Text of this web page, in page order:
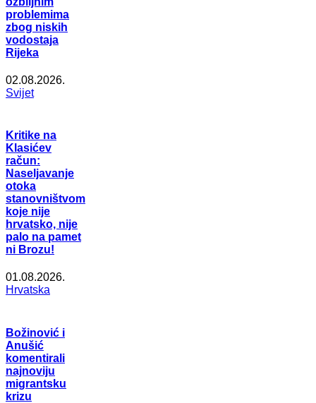
problemima
zbog niskih
vodostaja
Rijeka
02.08.2026.
Svijet
Kritike na
Klasićev
račun:
Naseljavanje
otoka
stanovništvom
koje nije
hrvatsko, nije
palo na pamet
ni Brozu!
01.08.2026.
Hrvatska
Božinović i
Anušić
komentirali
najnoviju
migrantsku
krizu